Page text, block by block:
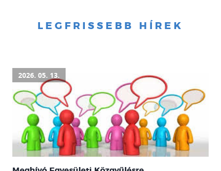
LEGFRISSEBB HÍREK
2026. 05. 13.